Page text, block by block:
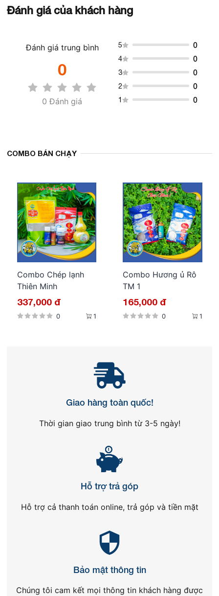
Đánh giá của khách hàng
Đánh giá trung bình
0
0 Đánh giá
5 0
4 0
3 0
2 0
1 0
COMBO BÁN CHẠY
Combo Chép lạnh
Thiên Minh
337,000 đ
0 1
Combo Hương ủ Rô
TM 1
165,000 đ
0 1
Giao hàng toàn quốc!
Thời gian giao trung bình từ 3-5 ngày!
Hỗ trợ trả góp
Hỗ trợ cả thanh toán online, trả góp và tiền mặt
Bảo mật thông tin
Chúng tôi cam kết mọi thông tin khách hàng được